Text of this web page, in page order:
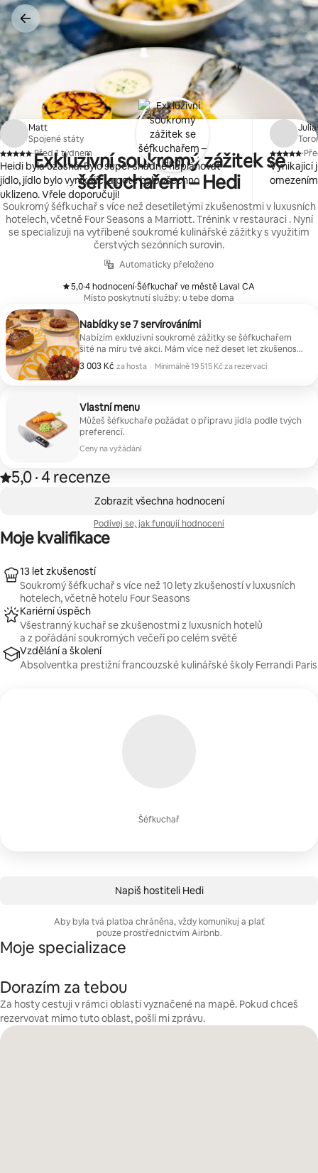
Přeskočit
na
obsah
Exkluzivní soukromý zážitek se
šéfkuchařem – Hedi
Soukromý šéfkuchař s více než desetiletými zkušenostmi v luxusních
hotelech, včetně Four Seasons a Marriott. Trénink v restauraci . Nyní
se specializuji na vytříbené soukromé kulinářské zážitky s využitím
čerstvých sezónních surovin.
Automaticky přeloženo
5,0
,
·4 hodnocení
, ·Šéfkuchař ve městě Laval CA
Místo poskytnutí služby: u tebe doma
Nabídky se 7 servírováními
Nabízím exkluzivní soukromé zážitky se šéfkuchařem
šité na míru tvé akci. Mám více než deset let zkušeností
v luxusních hotelech, včetně Four Seasons a Marriott,
a vytvářím vytříbené kulinářské zážitky z čerstvých
zprávu, abychom si promluvili o vaší akci, vašich
nápadech a zážitku, který byste chtěli vytvořit.
3 003 Kč za hosta
3 003 Kč za hosta · Minimálně 19 515 Kč za rezervaci
Vlastní menu
Můžeš šéfkuchaře požádat o přípravu jídla podle tvých
preferencí.
Ceny na vyžádání
5,0 z 5 hvězdiček, z 4 hodnocení
5,0
, ·4 recenze
Zobrazeno 0 položek z 0
Matt
Spojené státy
,
·Před 1 týdnem
Heidi byla úžasná! Bylo super snadné naplánovat
jídlo, jídlo bylo vynikající a poté bylo všechno
uklizeno. Vřele doporučuji!
Julia
,
·
Vynikající
Zobrazit všechna hodnocení
Podívej se, jak fungují hodnocení
Moje kvalifikace
Šéfkuchař
13 let zkušeností
Soukromý šéfkuchař s více než 10 lety zkušeností v luxusních
hotelech, včetně hotelu Four Seasons
Kariérní úspěch
Všestranný kuchař se zkušenostmi z luxusních hotelů
a z pořádání soukromých večeří po celém světě
Vzdělání a školení
Absolventka prestižní francouzské kulinářské školy Ferrandi Paris
Napiš hostiteli Hedi
Aby byla tvá platba chráněna, vždy komunikuj a plať
pouze prostřednictvím Airbnb.
Moje specializace
Dorazím za tebou
Za hosty cestuji v rámci oblasti vyznačené na mapě. Pokud chceš
rezervovat mimo tuto oblast, pošli mi zprávu.